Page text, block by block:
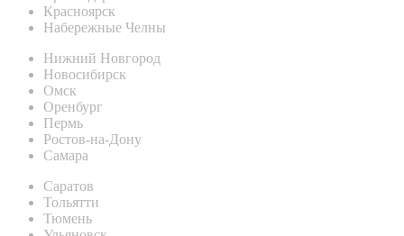
Красноярск
Набережные Челны
Нижний Новгород
Новосибирск
Омск
Оренбург
Пермь
Ростов-на-Дону
Самара
Саратов
Тольятти
Тюмень